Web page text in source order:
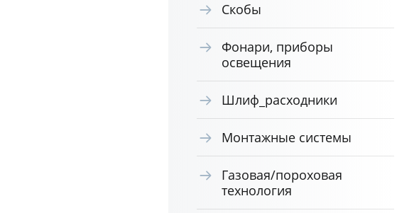
Скобы
Фонари, приборы
освещения
Шлиф_расходники
Монтажные системы
Газовая/пороховая
технология